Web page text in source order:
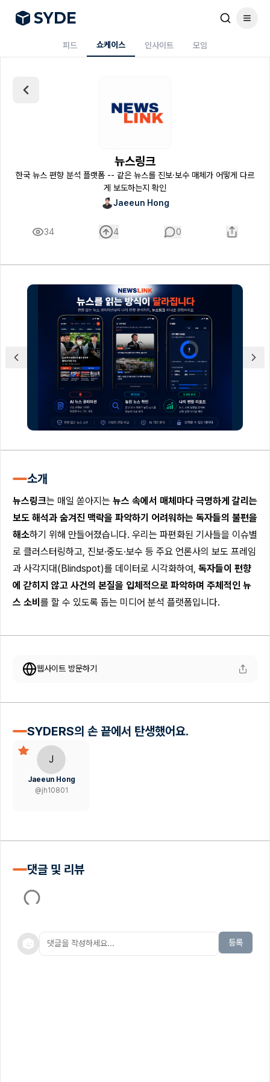
SYDE
피드 쇼케이스 인사이트 모임
뉴스링크
한국 뉴스 편향 분석 플랫폼 -- 같은 뉴스를 진보·보수 매체가 어떻게 다르
게 보도하는지 확인
Jaeeun Hong
34 4 0
소개
뉴스링크는 매일 쏟아지는 뉴스 속에서 매체마다 극명하게 갈리는
보도 해석과 숨겨진 맥락을 파악하기 어려워하는 독자들의 불편을
해소하기 위해 만들어졌습니다. 우리는 파편화된 기사들을 이슈별
로 클러스터링하고, 진보·중도·보수 등 주요 언론사의 보도 프레임
과 사각지대(Blindspot)를 데이터로 시각화하여, 독자들이 편향
에 갇히지 않고 사건의 본질을 입체적으로 파악하며 주체적인 뉴
스 소비 를 할 수 있도록 돕는 미디어 분석 플랫폼입니다.
웹사이트 방문하기
SYDERS의 손 끝에서 탄생했어요.
J
Jaeeun Hong
@jh10801
댓글 및 리뷰
등록